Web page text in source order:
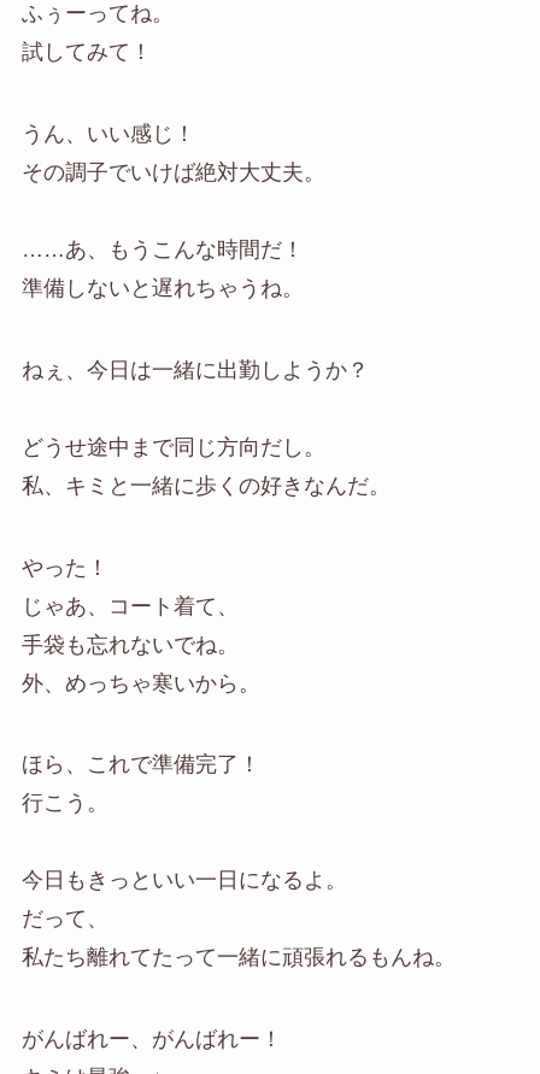
ふぅーってね。
試してみて！
うん、いい感じ！
その調子でいけば絶対大丈夫。
……あ、もうこんな時間だ！
準備しないと遅れちゃうね。
ねぇ、今日は一緒に出勤しようか？
どうせ途中まで同じ方向だし。
私、キミと一緒に歩くの好きなんだ。
やった！
じゃあ、コート着て、
手袋も忘れないでね。
外、めっちゃ寒いから。
ほら、これで準備完了！
行こう。
今日もきっといい一日になるよ。
だって、
私たち離れてたって一緒に頑張れるもんね。
がんばれー、がんばれー！